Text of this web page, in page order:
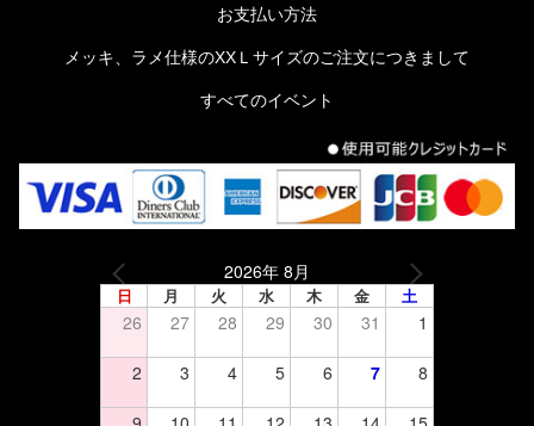
お支払い方法
メッキ、ラメ仕様のXXＬサイズのご注文につきまして
すべてのイベント
2026年 8月
日 月 火 水 木 金 土
26 27 28 29 30 31 1
2 3 4 5 6 7 8